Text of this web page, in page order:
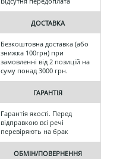
ДОСТАВКА
Безкоштовна доставка (або
знижка 100грн) при
замовленні від 2 позицій на
суму понад 3000 грн.
ГАРАНТІЯ
Гарантія якості. Перед
відправкою всі речі
перевіряють на брак
ОБМІН/ПОВЕРНЕННЯ